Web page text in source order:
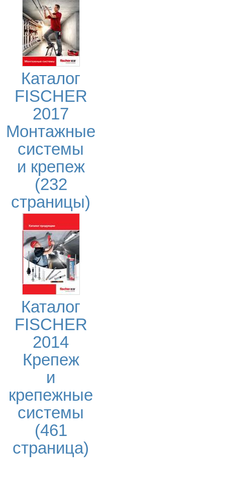
Каталог
FISCHER
2017
Монтажные
системы
и крепеж
(232
страницы)
Каталог
FISCHER
2014
Крепеж
и
крепежные
системы
(461
страница)